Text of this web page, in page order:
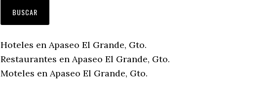
Hoteles en Apaseo El Grande, Gto.
Restaurantes en Apaseo El Grande, Gto.
Moteles en Apaseo El Grande, Gto.